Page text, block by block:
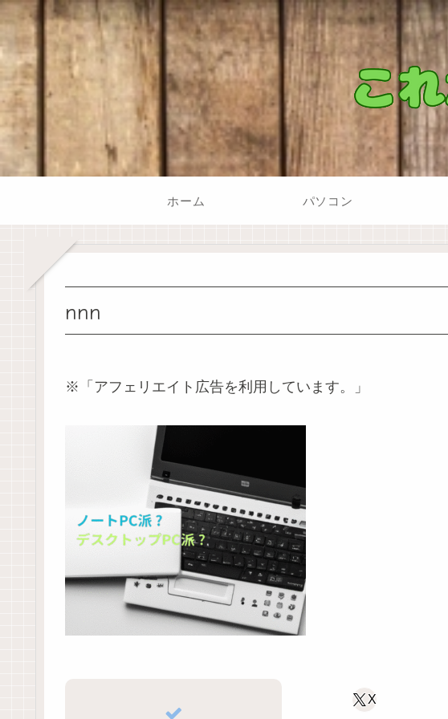
ホーム パソコン
nnn
※「アフェリエイト広告を利用しています。」
X